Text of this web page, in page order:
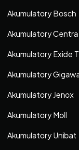
Akumulatory Bosch
Akumulatory Centra
Akumulatory Exide
Akumulatory
Akumulatory Jenox
Akumulatory Moll
Akumulatory Unibat